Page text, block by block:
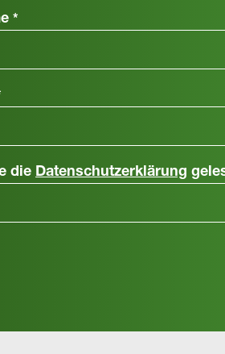
*
die Datenschutzerklärung